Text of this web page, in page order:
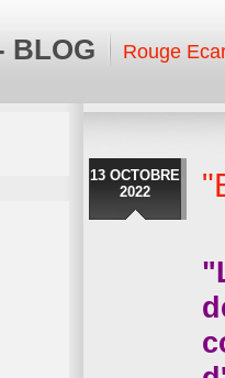
BLOG Rouge
13 OCTOBRE
2022